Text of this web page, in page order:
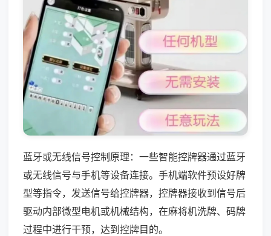
蓝牙或无线信号控制原理：一些智能控牌器通过蓝牙
或无线信号与手机等设备连接。手机端软件预设好牌
型等指令，发送信号给控牌器，控牌器接收到信号后
驱动内部微型电机或机械结构，在麻将机洗牌、码牌
过程中进行干预，达到控牌目的。